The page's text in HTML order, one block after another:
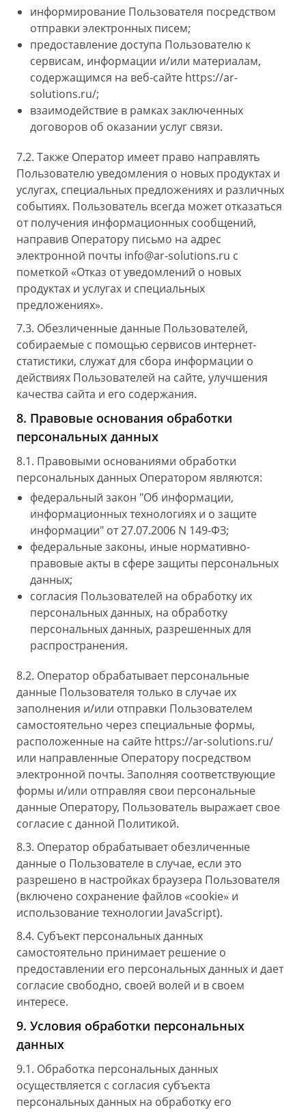
информирование Пользователя посредством
отправки электронных писем;
предоставление доступа Пользователю к
сервисам, информации и/или материалам,
содержащимся на веб-сайте https://ar-
solutions.ru/;
взаимодействие в рамках заключенных
договоров об оказании услуг связи.
7.2. Также Оператор имеет право направлять
Пользователю уведомления о новых продуктах и
услугах, специальных предложениях и различных
событиях. Пользователь всегда может отказаться
от получения информационных сообщений,
направив Оператору письмо на адрес
электронной почты info@ar-solutions.ru с
пометкой «Отказ от уведомлений о новых
продуктах и услугах и специальных
предложениях».
7.3. Обезличенные данные Пользователей,
собираемые с помощью сервисов интернет-
статистики, служат для сбора информации о
действиях Пользователей на сайте, улучшения
качества сайта и его содержания.
8. Правовые основания обработки
персональных данных
8.1. Правовыми основаниями обработки
персональных данных Оператором являются:
федеральный закон "Об информации,
информационных технологиях и о защите
информации" от 27.07.2006 N 149-ФЗ;
федеральные законы, иные нормативно-
правовые акты в сфере защиты персональных
данных;
согласия Пользователей на обработку их
персональных данных, на обработку
персональных данных, разрешенных для
распространения.
8.2. Оператор обрабатывает персональные
данные Пользователя только в случае их
заполнения и/или отправки Пользователем
самостоятельно через специальные формы,
расположенные на сайте https://ar-solutions.ru/
или направленные Оператору посредством
электронной почты. Заполняя соответствующие
формы и/или отправляя свои персональные
данные Оператору, Пользователь выражает свое
согласие с данной Политикой.
8.3. Оператор обрабатывает обезличенные
данные о Пользователе в случае, если это
разрешено в настройках браузера Пользователя
(включено сохранение файлов «cookie» и
использование технологии JavaScript).
8.4. Субъект персональных данных
самостоятельно принимает решение о
предоставлении его персональных данных и дает
согласие свободно, своей волей и в своем
интересе.
9. Условия обработки персональных
данных
9.1. Обработка персональных данных
осуществляется с согласия субъекта
персональных данных на обработку его